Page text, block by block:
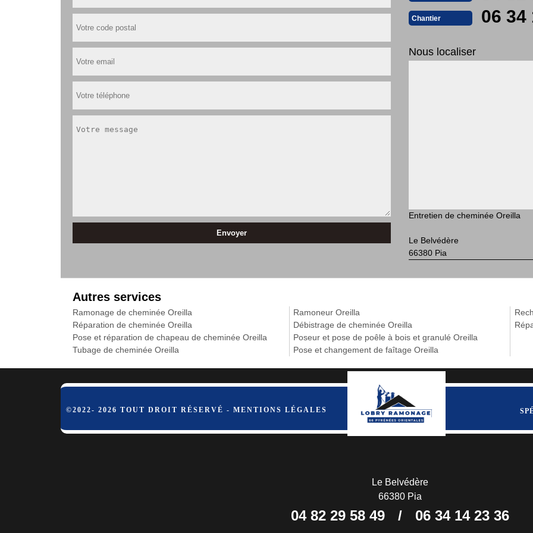
Chantier 06 34
Nous localiser
Entretien de cheminée Oreilla
Le Belvédère
66380 Pia
Autres services
Ramonage de cheminée Oreilla
Réparation de cheminée Oreilla
Pose et réparation de chapeau de cheminée Oreilla
Tubage de cheminée Oreilla
Ramoneur Oreilla
Débistrage de cheminée Oreilla
Poseur et pose de poêle à bois et granulé Oreilla
Pose et changement de faîtage Oreilla
©2022- 2026 TOUT DROIT RÉSERVÉ -MENTIONS LÉGALES
Le Belvédère
66380 Pia
04 82 29 58 49 / 06 34 14 23 36